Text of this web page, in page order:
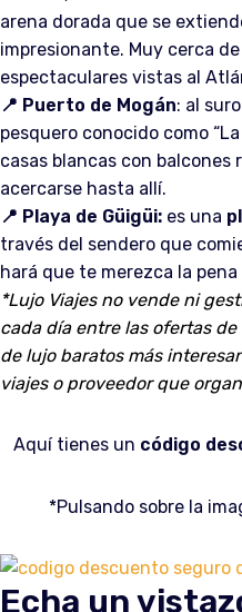
arena dorada que se
impresionante. Muy cerca
espectaculares vistas al
📍 Puerto de Mogán: al
pesquero conocido como
casas blancas con balcones
acercarse hasta allí.
📍 Playa de Güigüi: es una
través del sendero que
hará que te merezca la
*Lujo Viajes no vende ni
cada día entre las ofertas
de lujo baratos más
viajes o proveedor que
Aquí tienes un código
*Pulsando sobre la
Echa un